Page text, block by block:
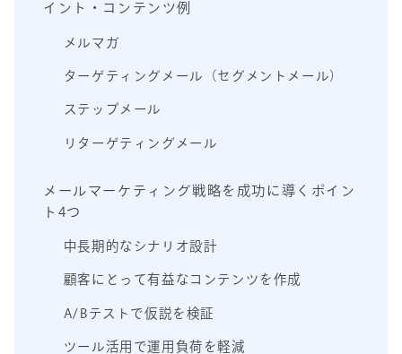
イント・コンテンツ例
メルマガ
ターゲティングメール（セグメントメール）
ステップメール
リターゲティングメール
メールマーケティング戦略を成功に導くポイン
ト4つ
中長期的なシナリオ設計
顧客にとって有益なコンテンツを作成
A/Bテストで仮説を検証
ツール活用で運用負荷を軽減